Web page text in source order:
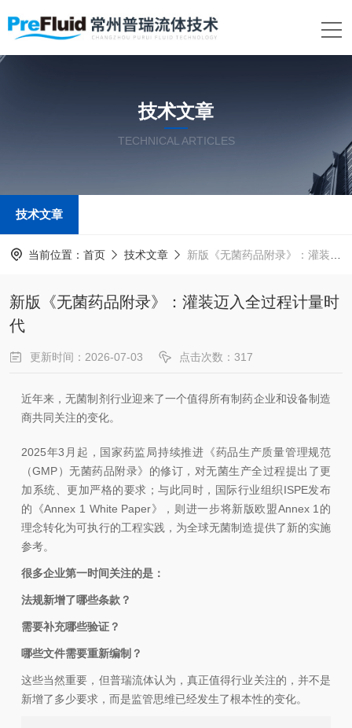
技术文章
TECHNICAL ARTICLES
技术文章
当前位置： 首页 技术文章 新版《无菌药品附录》：灌装迈入全过程计量时代
新版《无菌药品附录》：灌装迈入全过程计量时
代
更新时间：2026-07-03 点击次数：317
近年来，无菌制剂行业迎来了一个值得所有制药企业和设备制造
商共同关注的变化。
2025年3月起，国家药监局持续推进《药品生产质量管理规范
（GMP）无菌药品附录》的修订，对无菌生产全过程提出了更
加系统、更加严格的要求；与此同时，国际行业组织ISPE发布
的《Annex 1 White Paper》，则进一步将新版欧盟Annex 1的
理念转化为可执行的工程实践，为全球无菌制造提供了新的实施
参考。
很多企业第一时间关注的是：
法规新增了哪些条款？
需要补充哪些验证？
哪些文件需要重新编制？
这些当然重要，但普瑞流体认为，真正值得行业关注的，并不是
新增了多少要求，而是监管思维已经发生了根本性的变化。